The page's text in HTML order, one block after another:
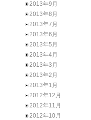
2013年9月
2013年8月
2013年7月
2013年6月
2013年5月
2013年4月
2013年3月
2013年2月
2013年1月
2012年12月
2012年11月
2012年10月